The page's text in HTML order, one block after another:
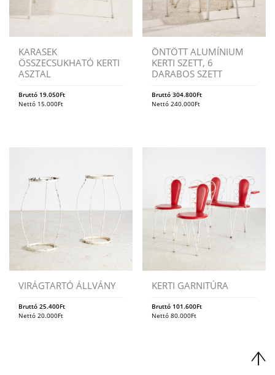
KARASEK
ÖSSZECSUKHATÓ KERTI
ASZTAL
Bruttó 19.050Ft
Nettó 15.000Ft
ÖNTÖTT ALUMÍNIUM
KERTI SZETT, 6
DARABOS SZETT
Bruttó304.800Ft
Nettó240.000Ft
VIRÁGTARTÓ ÁLLVÁNY
Bruttó 25.400Ft
Nettó 20.000Ft
KERTI GARNITÚRA
Bruttó 101.600Ft
Nettó80.000Ft